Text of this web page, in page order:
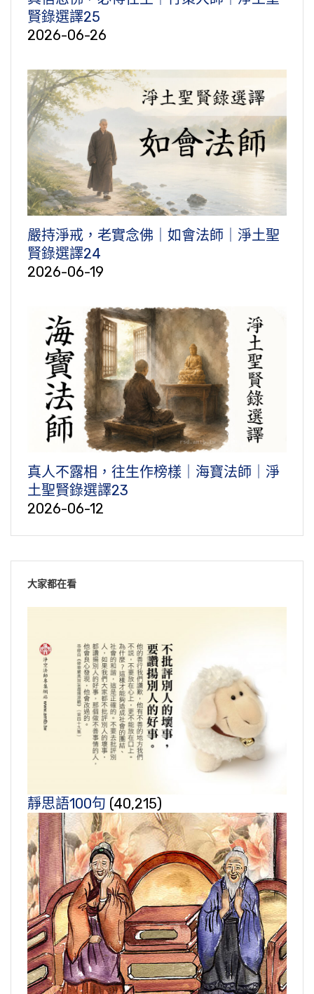
賢錄選譯25
2026-06-26
嚴持淨戒，老實念佛｜如會法師｜淨土聖
賢錄選譯24
2026-06-19
真人不露相，往生作榜樣｜海寶法師｜淨
土聖賢錄選譯23
2026-06-12
大家都在看
靜思語100句 (40,215)